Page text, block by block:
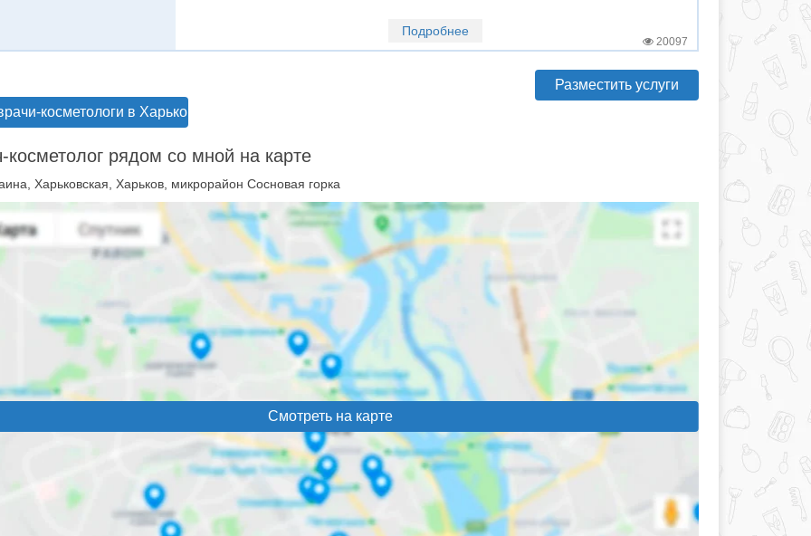
Подробнее
20097
косметологи в Харькове
Разместить услуги
косметолог рядом со мной на карте
Харьковская, Харьков, микрорайон Сосновая горка
Смотреть на карте